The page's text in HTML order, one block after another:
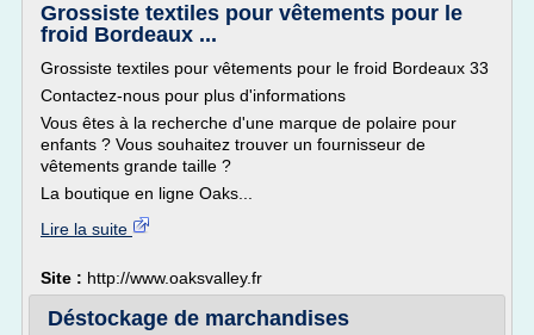
Grossiste textiles pour vêtements pour le
froid Bordeaux ...
Grossiste textiles pour vêtements pour le froid Bordeaux 33
Contactez-nous pour plus d'informations
Vous êtes à la recherche d'une marque de polaire pour
enfants ? Vous souhaitez trouver un fournisseur de
vêtements grande taille ?
La boutique en ligne Oaks...
Lire la suite
Site : http://www.oaksvalley.fr
Déstockage de marchandises